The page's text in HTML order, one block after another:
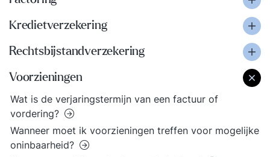
Kredietverzekering
Rechtsbijstandverzekering
Voorzieningen
Wat is de verjaringstermijn van een factuur of
vordering?
Wanneer moet ik voorzieningen treffen voor mogelijke
oninbaarheid?